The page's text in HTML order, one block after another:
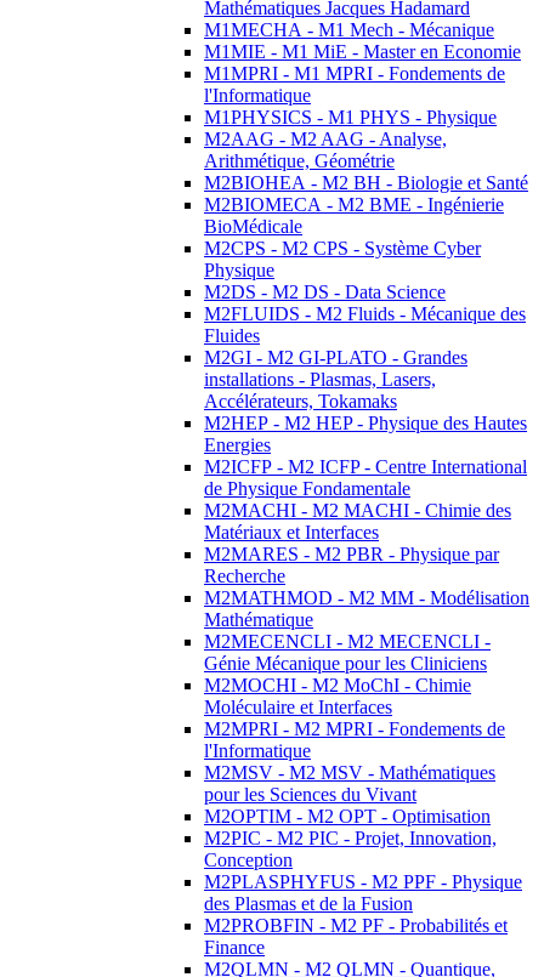
Mathématiques Jacques Hadamard
M1MECHA - M1 Mech - Mécanique
M1MIE - M1 MiE - Master en Economie
M1MPRI - M1 MPRI - Fondements de
l'Informatique
M1PHYSICS - M1 PHYS - Physique
M2AAG - M2 AAG - Analyse,
Arithmétique, Géométrie
M2BIOHEA - M2 BH - Biologie et Santé
M2BIOMECA - M2 BME - Ingénierie
BioMédicale
M2CPS - M2 CPS - Système Cyber
Physique
M2DS - M2 DS - Data Science
M2FLUIDS - M2 Fluids - Mécanique des
Fluides
M2GI - M2 GI-PLATO - Grandes
installations - Plasmas, Lasers,
Accélérateurs, Tokamaks
M2HEP - M2 HEP - Physique des Hautes
Energies
M2ICFP - M2 ICFP - Centre International
de Physique Fondamentale
M2MACHI - M2 MACHI - Chimie des
Matériaux et Interfaces
M2MARES - M2 PBR - Physique par
Recherche
M2MATHMOD - M2 MM - Modélisation
Mathématique
M2MECENCLI - M2 MECENCLI -
Génie Mécanique pour les Cliniciens
M2MOCHI - M2 MoChI - Chimie
Moléculaire et Interfaces
M2MPRI - M2 MPRI - Fondements de
l'Informatique
M2MSV - M2 MSV - Mathématiques
pour les Sciences du Vivant
M2OPTIM - M2 OPT - Optimisation
M2PIC - M2 PIC - Projet, Innovation,
Conception
M2PLASPHYFUS - M2 PPF - Physique
des Plasmas et de la Fusion
M2PROBFIN - M2 PF - Probabilités et
Finance
M2QLMN - M2 QLMN - Quantique,